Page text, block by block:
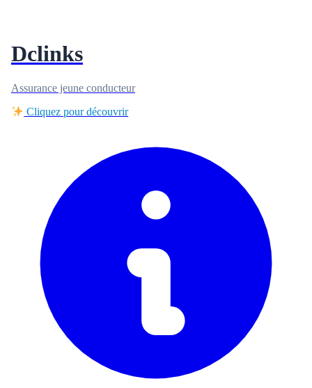
Dclinks
Assurance jeune conducteur
Cliquez pour découvrir